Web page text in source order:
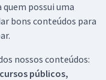
possui uma
bons conteúdos para
nossos conteúdos:
públicos,